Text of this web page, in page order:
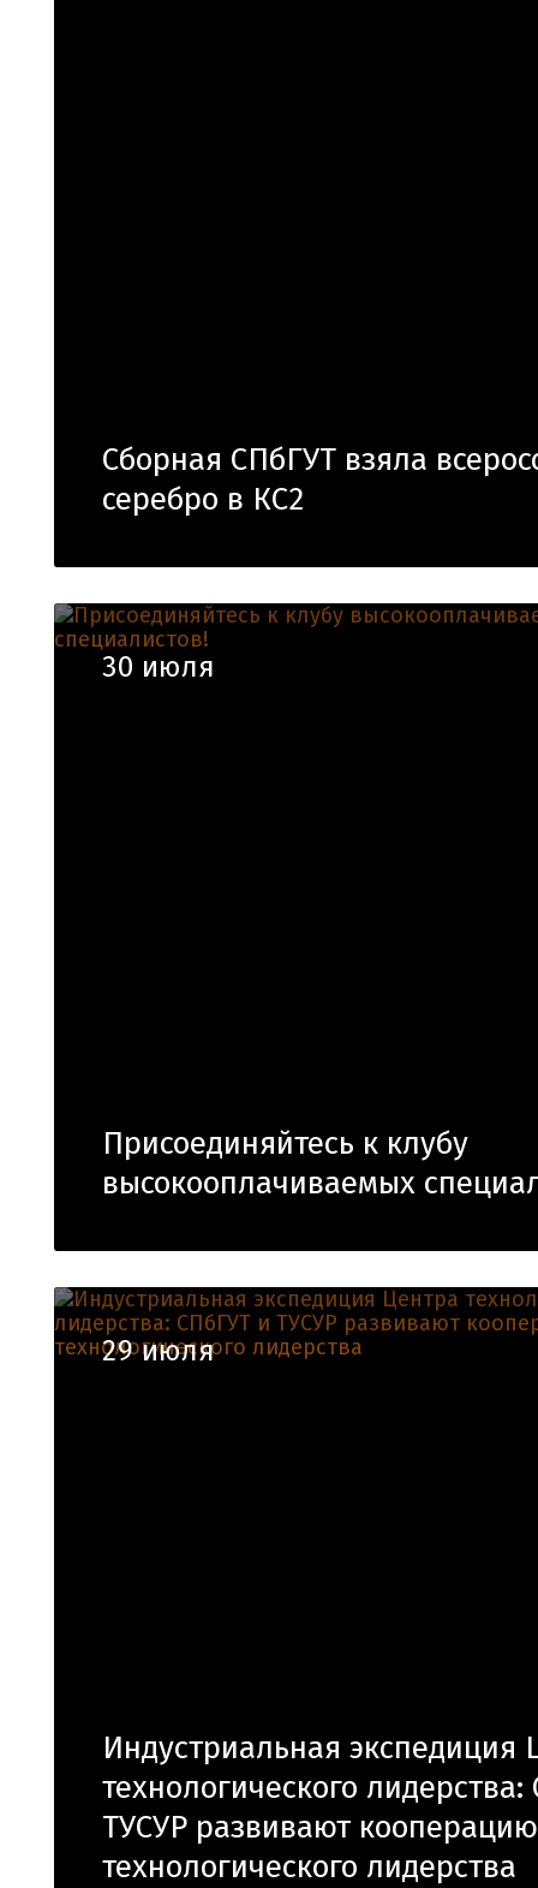
Сборная СПбГУТ взяла
серебро в КС2
30 июля
Присоединяйтесь к клубу
высокооплачиваемых
29 июля
Индустриальная экспедиция
технологического
ТУСУР развивают
технологического лидерства